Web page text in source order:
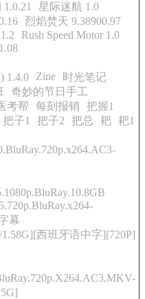
星际迷航 1.0
烈焰焚天 9.38900.97
Rush Speed Motor 1.0
1.4.0
Zine
时光笔记
奇妙的节日手工
考帮 每刻报销
把握1
把子1 把子2 把总 耙 耙1
幕
西班牙语中字][720P]